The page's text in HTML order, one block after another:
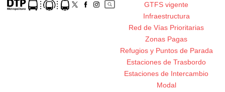
GTFS vigente
Infraestructura
Red de Vías Prioritarias
Zonas Pagas
Refugios y Puntos de Parada
Estaciones de Trasbordo
Estaciones de Intercambio
Modal